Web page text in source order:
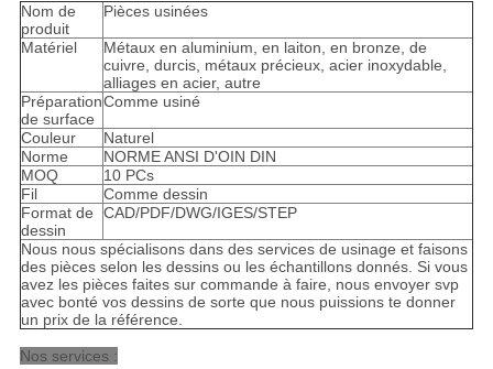
Nom de
produit
Pièces usinées
Matériel
Métaux en aluminium, en laiton, en bronze, de
cuivre, durcis, métaux précieux, acier inoxydable,
alliages en acier, autre
Préparation
de surface
Comme usiné
Couleur
Naturel
Norme
NORME ANSI D'OIN DIN
MOQ
10 PCs
Fil
Comme dessin
Format de
dessin
CAD/PDF/DWG/IGES/STEP
Nous nous spécialisons dans des services de usinage et faisons
des pièces selon les dessins ou les échantillons donnés. Si vous
avez les pièces faites sur commande à faire, nous envoyer svp
avec bonté vos dessins de sorte que nous puissions te donner
un prix de la référence.
Nos services :